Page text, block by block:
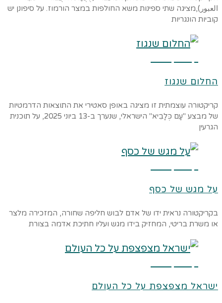
العبور),מציגה שתי ספינות משא החולפות במצר הורמוז. על סיפונן יש
קוביות הונגריות
החלום שנגוז
קריקטורה עוצמתית זו מציגה באופן סאטירי את התוצאות הדרמטיות
של מבצע "עָם כְּלָבִיא" הישראלי, שנערך ב-13 ביוני 2025, על תוכנית
הגרעין
על מגש של כסף
בקריקטורה נראית ידו של אדם לבוש חליפה שחורה, המזכירה מלצר
או משרת בריטי, המחזיק בידו מגש ועליו חתיכת אדמה בצורת
ישראל מצפצפת על כל העולם